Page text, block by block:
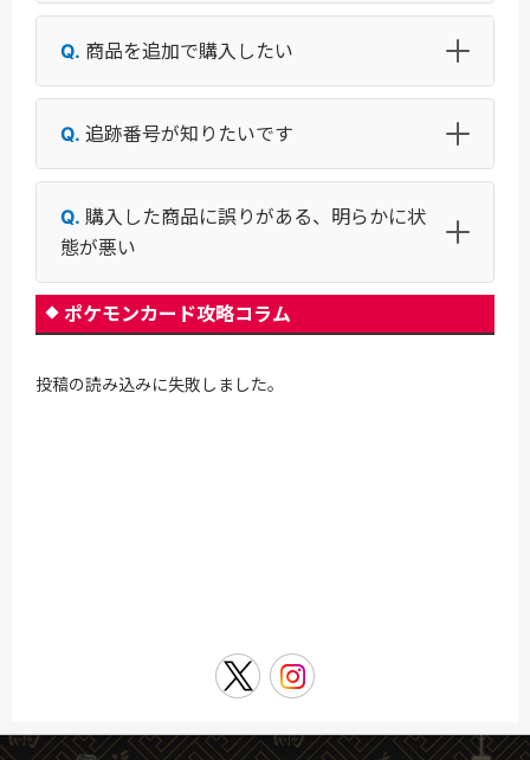
商品を追加で購入したい
追跡番号が知りたいです
購入した商品に誤りがある、明らかに状
態が悪い
ポケモンカード攻略コラム
投稿の読み込みに失敗しました。